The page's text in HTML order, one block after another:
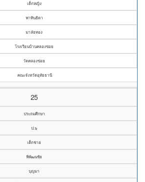
เด็กหญิง
พาทินธิดา
มาลัยทอง
โรงเรียนบ้านคลองข่อย
วัดคลองข่อย
คณะจังหวัดอุทัยธานี
25
ประถมศึกษา
ป.๖
เด็กชาย
พิพัฒนชัย
บุญมา